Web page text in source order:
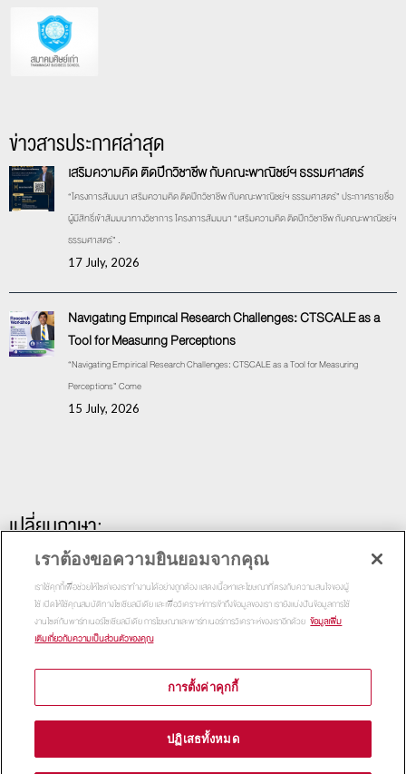
ข่าวสารประกาศล่าสุด
เสริมความคิด ติดปีกวิชาชีพ กับคณะพาณิชย์ฯ ธรรมศาสตร์
“โครงการสัมมนา เสริมความคิด ติดปีกวิชาชีพ กับคณะพาณิชย์ฯ ธรรมศาสตร์” ประกาศรายชื่อ
ผู้มีสิทธิ์เข้าสัมมนาทางวิชาการ โครงการสัมมนา “เสริมความคิด ติดปีกวิชาชีพ กับคณะพาณิชย์ฯ
ธรรมศาสตร์” .
17 July, 2026
Navigating Empirical Research Challenges: CTSCALE as a
Tool for Measuring Perceptions
“Navigating Empirical Research Challenges: CTSCALE as a Tool for Measuring
Perceptions” Come
15 July, 2026
เปลี่ยนภาษา:
Copyright 2015Thammasat Business School | All Rights
Reserved
เราต้องขอความยินยอมจากคุณ
เราใช้คุกกี้เพื่อช่วยให้ไซต์ของเราทำงานได้อย่างถูกต้อง แสดงเนื้อหาและโฆษณาที่ตรงกับความสนใจของผู้
ใช้ เปิดให้ใช้คุณสมบัติทางโซเชียลมีเดีย และเพื่อวิเคราะห์การเข้าถึงข้อมูลของเรา เรายังแบ่งปันข้อมูลการใช้
งานไซต์กับพาร์ทเนอร์โซเชียลมีเดีย การโฆษณาและพาร์ทเนอร์การวิเคราะห์ของเราอีกด้วย ข้อมูลเพิ่ม
เติมเกี่ยวกับความเป็นส่วนตัวของคุณ
การตั้งค่าคุกกี้
ปฏิเสธทั้งหมด